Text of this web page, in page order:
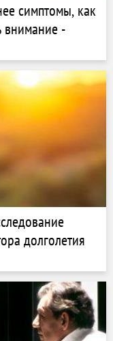
симптомы, как
внимание -
долголетия